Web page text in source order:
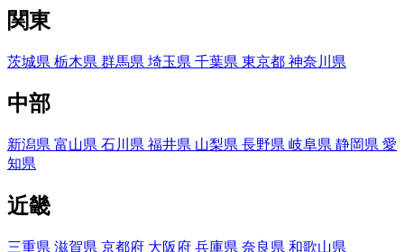
関東
茨城県 栃木県 群馬県 埼玉県 千葉県 東京都 神奈川県
中部
新潟県 富山県 石川県 福井県 山梨県 長野県 岐阜県 静岡県 愛
知県
近畿
三重県 滋賀県 京都府 大阪府 兵庫県 奈良県 和歌山県